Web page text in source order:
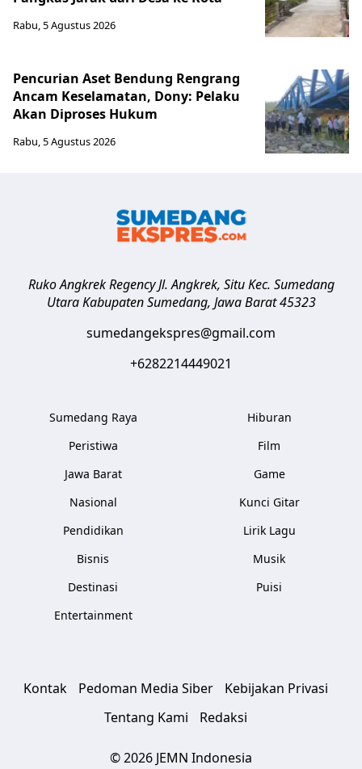
Rabu, 5 Agustus 2026
Pencurian Aset Bendung Rengrang
Ancam Keselamatan, Dony: Pelaku
Akan Diproses Hukum
Rabu, 5 Agustus 2026
Ruko Angkrek Regency Jl. Angkrek, Situ Kec. Sumedang
Utara Kabupaten Sumedang, Jawa Barat 45323
sumedangekspres@gmail.com
+6282214449021
Sumedang Raya
Peristiwa
Jawa Barat
Nasional
Pendidikan
Bisnis
Destinasi
Entertainment
Hiburan
Film
Game
Kunci Gitar
Lirik Lagu
Musik
Puisi
Kontak Pedoman Media Siber
Kebijakan Privasi
Tentang Kami
Redaksi
© 2026 JEMN Indonesia